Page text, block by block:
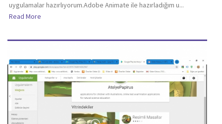
uygulamalar hazırlıyorum.Adobe Animate ile hazırladığım u...
Read More